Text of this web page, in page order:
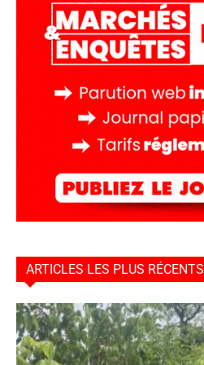
ARTICLES LES PLUS RÉCENTS